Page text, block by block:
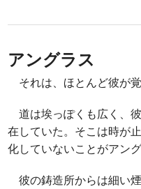
アングラス
それは、ほとんど彼が
道は埃っぽくも広く、
在していた。そこは時が
化していないことがアン
彼の鋳造所からは細い